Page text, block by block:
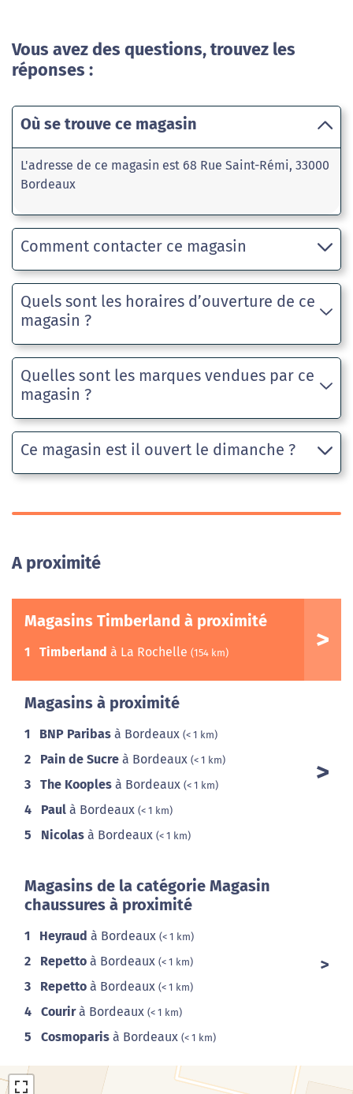
Vous avez des questions, trouvez les
réponses :
Où se trouve ce magasin
L'adresse de ce magasin est 68 Rue Saint-Rémi, 33000
Bordeaux
Comment contacter ce magasin
Quels sont les horaires d’ouverture de ce
magasin ?
Quelles sont les marques vendues par ce
magasin ?
Ce magasin est il ouvert le dimanche ?
A proximité
Magasins Timberland à proximité
1 Timberland à La Rochelle (154 km)
Magasins à proximité
1 BNP Paribas à Bordeaux (< 1 km)
2 Pain de Sucre à Bordeaux (< 1 km)
3 The Kooples à Bordeaux (< 1 km)
4 Paul à Bordeaux (< 1 km)
5 Nicolas à Bordeaux (< 1 km)
Magasins de la catégorie Magasin
chaussures à proximité
1 Heyraud à Bordeaux (< 1 km)
2 Repetto à Bordeaux (< 1 km)
3 Repetto à Bordeaux (< 1 km)
4 Courirà Bordeaux (< 1 km)
5 Cosmoparis à Bordeaux (< 1 km)